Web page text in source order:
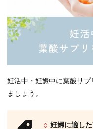
妊活中・妊娠中に葉酸サ
ましょう。
妊婦に適し